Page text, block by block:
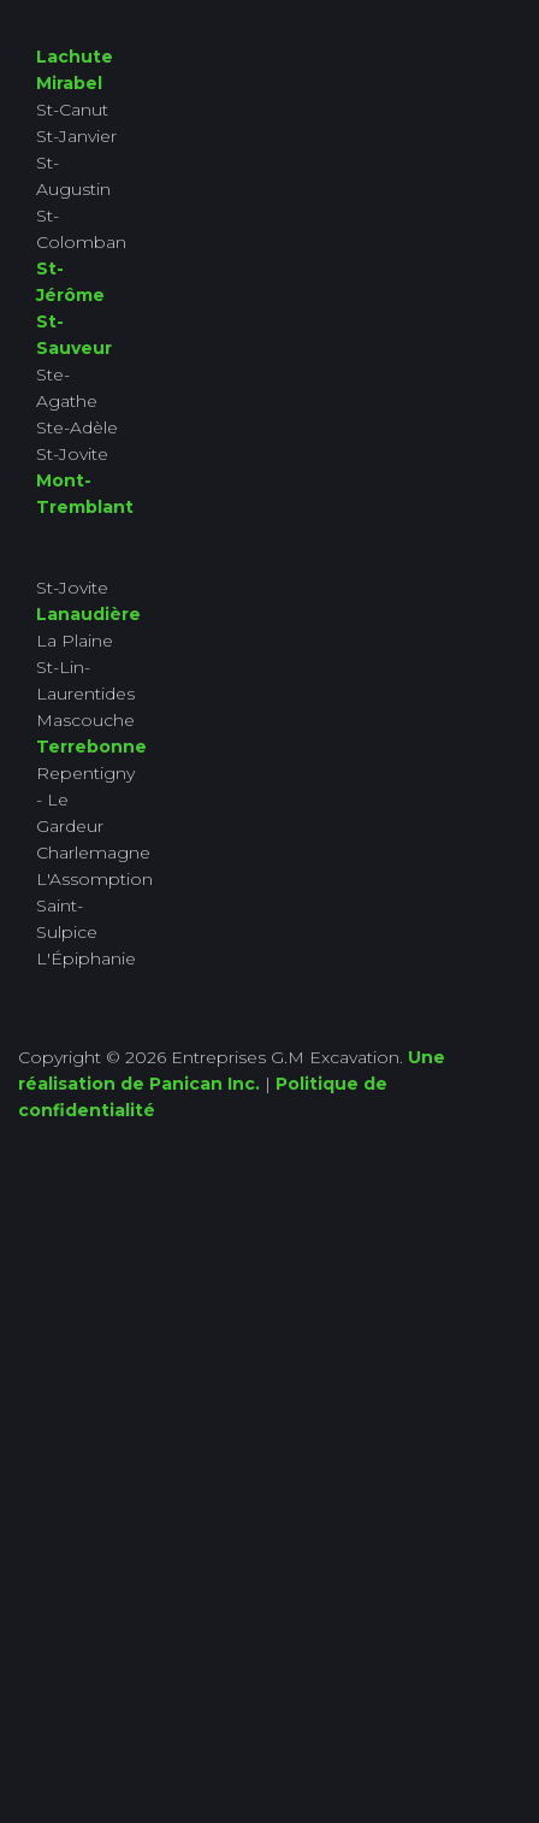
Lachute
Mirabel
St-Canut
St-Janvier
St-
Augustin
St-
Colomban
St-
Jérôme
St-
Sauveur
Ste-
Agathe
Ste-Adèle
St-Jovite
Mont-
Tremblant
St-Jovite
Lanaudière
La Plaine
St-Lin-
Laurentides
Mascouche
Terrebonne
Repentigny
- Le
Gardeur
Charlemagne
L'Assomption
Saint-
Sulpice
L'Épiphanie
Copyright © 2026 Entreprises G.M Excavation. Une
réalisation de Panican Inc. | Politique de
confidentialité